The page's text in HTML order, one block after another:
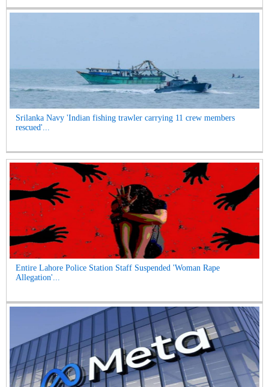
Srilanka Navy 'Indian fishing trawler carrying 11 crew members
rescued'...
Entire Lahore Police Station Staff Suspended 'Woman Rape
Allegation'...